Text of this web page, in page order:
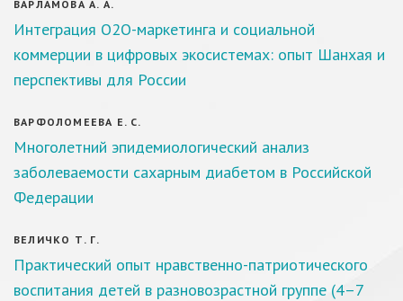
ВАРЛАМОВА А. А.
Интеграция O2О-маркетинга и социальной
коммерции в цифровых экосистемах: опыт Шанхая и
перспективы для России
ВАРФОЛОМЕЕВА Е. С.
Многолетний эпидемиологический анализ
заболеваемости сахарным диабетом в Российской
Федерации
ВЕЛИЧКО Т. Г.
Практический опыт нравственно-патриотического
воспитания детей в разновозрастной группе (4–7